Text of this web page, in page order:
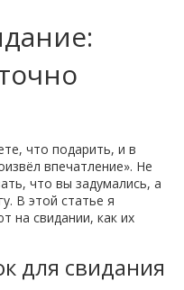
что подарить, и в
впечатление». Не
что вы задумались, а
В этой статье я
на свидании, как их
для свидания